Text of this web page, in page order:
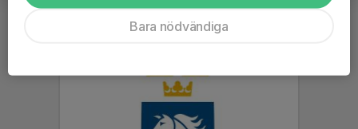
Bara nödvändiga